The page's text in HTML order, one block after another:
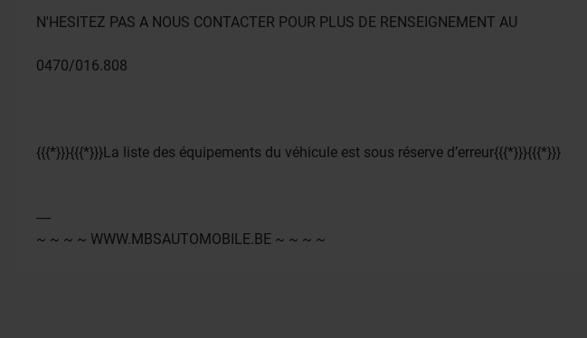
N'HESITEZ PAS A NOUS CONTACTER POUR PLUS DE RENSEIGNEMENT AU
0470/016.808
{{{*}}}{{{*}}}La liste des équipements du véhicule est sous réserve d’erreur{{{*}}}{{{*}}}
----
~ ~ ~ ~ WWW.MBSAUTOMOBILE.BE ~ ~ ~ ~